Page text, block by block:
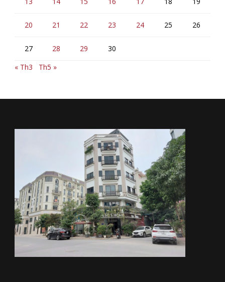
20 21 22 23 24 25 26
27 28 29
30
« Th3
Th5 »